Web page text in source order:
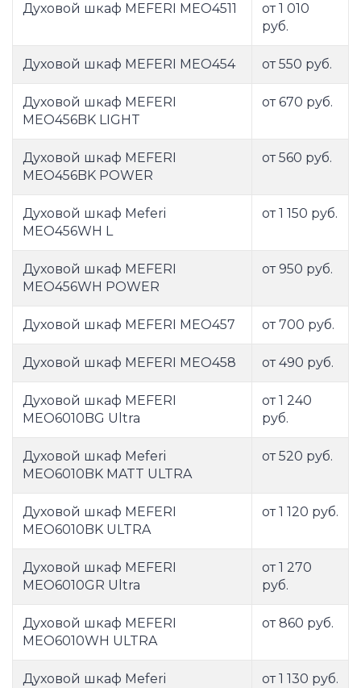
Духовой шкаф MEFERI MEO4511
от 1 010
руб.
Духовой шкаф MEFERI MEO454 от 550 руб.
Духовой шкаф MEFERI
MEO456BK LIGHT
от 670 руб.
Духовой шкаф MEFERI
MEO456BK POWER
от 560 руб.
Духовой шкаф Meferi
MEO456WH L
от 1 150 руб.
Духовой шкаф MEFERI
MEO456WH POWER
от 950 руб.
Духовой шкаф MEFERI MEO457 от 700 руб.
Духовой шкаф MEFERI MEO458 от 490 руб.
Духовой шкаф MEFERI
MEO6010BG Ultra
от 1 240
руб.
Духовой шкаф Meferi
MEO6010BK MATT ULTRA
от 520 руб.
Духовой шкаф MEFERI
MEO6010BK ULTRA
от 1 120 руб.
Духовой шкаф MEFERI
MEO6010GR Ultra
от 1 270
руб.
Духовой шкаф MEFERI
MEO6010WH ULTRA
от 860 руб.
Духовой шкаф Meferi
от 1 130 руб.